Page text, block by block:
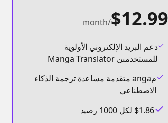
$12.99
/month
دعم البريد الإلكتروني الأولوية
للمستخدمين Manga Translator
مanga متقدمة مساعدة ترجمة الذكاء
الاصطناعي
$1.86 لكل 1000 رصيد